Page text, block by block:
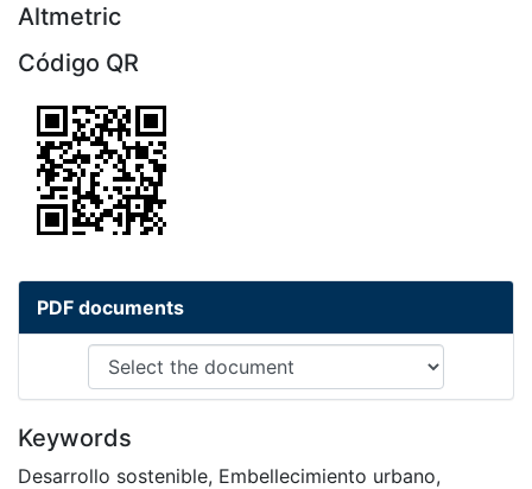
Altmetric
Código QR
PDF documents
Keywords
Desarrollo sostenible, Embellecimiento urbano,